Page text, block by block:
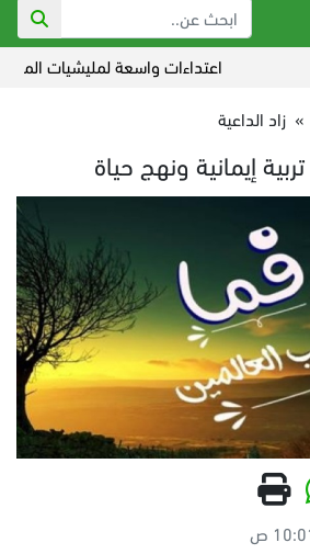
اعتداءات واسعة لمليشيات
» زاد الداعية
إيمانية ونهج حياة